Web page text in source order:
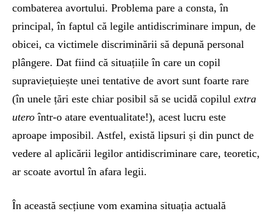
combaterea avortului. Problema pare a consta, în
principal, în faptul că legile antidiscriminare impun, de
obicei, ca victimele discriminării să depună personal
plângere. Dat fiind că situațiile în care un copil
supraviețuiește unei tentative de avort sunt foarte rare
(în unele țări este chiar posibil să se ucidă copilul extra
uteroîntr-o atare eventualitate!), acest lucru este
aproape imposibil. Astfel, există lipsuri și din punct de
vedere al aplicării legilor antidiscriminare care, teoretic,
ar scoate avortul în afara legii.
În această secțiune vom examina situația actuală